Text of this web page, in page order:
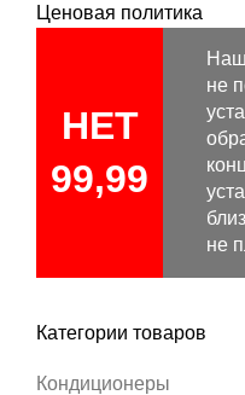
Ценовая политика
НЕТ
99,99
Наш
не
не
Категории товаров
Кондиционеры